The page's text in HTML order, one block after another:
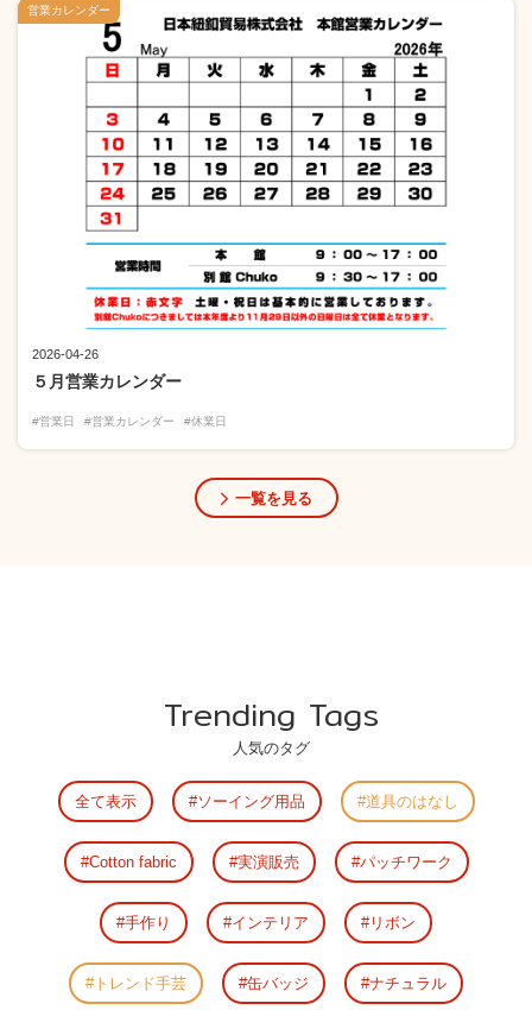
2026-04-26
５月営業カレンダー
#営業日 #営業カレンダー #休業日
営業カレンダー
一覧を見る
Trending Tags
人気のタグ
全て表示 ソーイング用品 道具のはなし
Cotton fabric 実演販売 パッチワーク
手作り インテリア リボン
トレンド手芸 缶バッジ ナチュラル